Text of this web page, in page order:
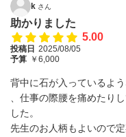
k さん
助かりました
5.00
投稿日 2025/08/05
予算 ￥6,000
背中に石が入っているよ
、仕事の際腰を痛めたり
した。
先生のお人柄もよいので